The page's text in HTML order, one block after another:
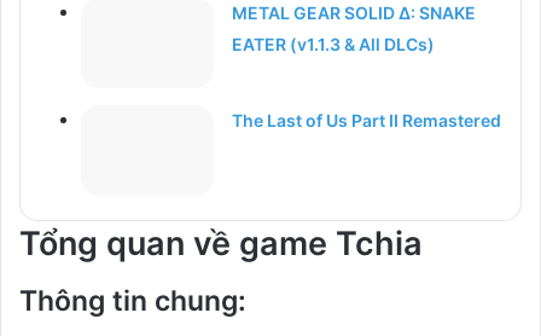
METAL GEAR SOLID Δ: SNAKE
EATER (v1.1.3 & All DLCs)
The Last of Us Part II Remastered
Tổng quan về game Tchia
Thông tin chung: